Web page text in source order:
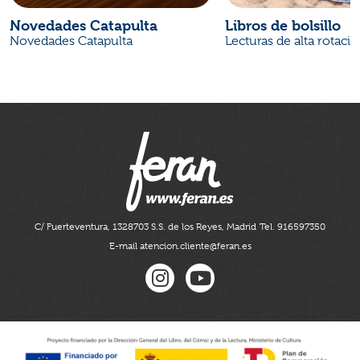
Novedades Catapulta
Novedades Catapulta
Libros de bolsillo
Lecturas de alta
C/ Fuerteventura, 1328703 S.S. de los Reyes, Madrid Tel. 916597350
E-mail atencion.cliente@feran.es